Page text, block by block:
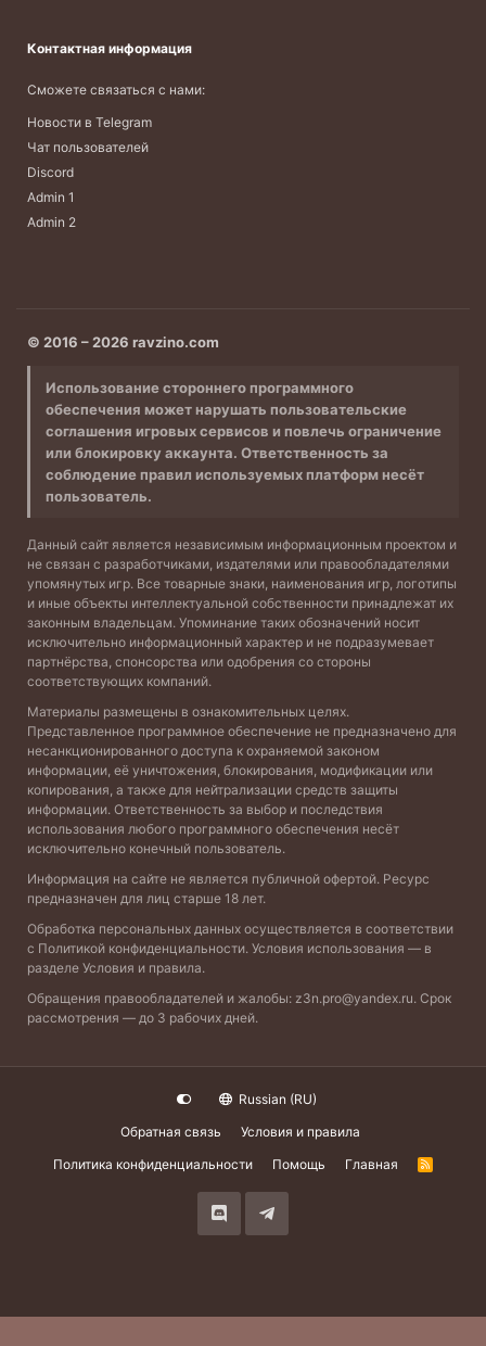
Контактная информация
Сможете связаться с нами:
Новости в Telegram
Чат пользователей
Discord
Admin 1
Admin 2
© 2016 – 2026 ravzino.com
Использование стороннего программного
обеспечения может нарушать пользовательские
соглашения игровых сервисов и повлечь ограничение
или блокировку аккаунта. Ответственность за
соблюдение правил используемых платформ несёт
пользователь.
Данный сайт является независимым информационным проектом и
не связан с разработчиками, издателями или правообладателями
упомянутых игр. Все товарные знаки, наименования игр, логотипы
и иные объекты интеллектуальной собственности принадлежат их
законным владельцам. Упоминание таких обозначений носит
исключительно информационный характер и не подразумевает
партнёрства, спонсорства или одобрения со стороны
соответствующих компаний.
Материалы размещены в ознакомительных целях.
Представленное программное обеспечение не предназначено для
несанкционированного доступа к охраняемой законом
информации, её уничтожения, блокирования, модификации или
копирования, а также для нейтрализации средств защиты
информации. Ответственность за выбор и последствия
использования любого программного обеспечения несёт
исключительно конечный пользователь.
Информация на сайте не является публичной офертой. Ресурс
предназначен для лиц старше 18 лет.
Обработка персональных данных осуществляется в соответствии
с Политикой конфиденциальности. Условия использования — в
разделе Условия и правила.
Обращения правообладателей и жалобы: z3n.pro@yandex.ru. Срок
рассмотрения — до 3 рабочих дней.
Russian (RU)
Обратная связь
Условия и правила
Политика конфиденциальности
Помощь Главная
R